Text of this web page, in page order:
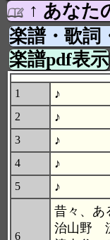
↑ あなた
楽譜・歌詞
楽譜pdf表示
1 ♪
2 ♪
3 ♪
4 ♪
5 ♪
6
昔々、あ
治山野